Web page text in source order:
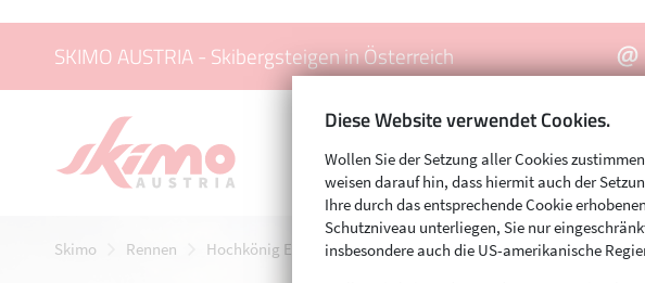
SKIMO AUSTRIA - Skibergsteigen in Österreich
Skimo Rennen Hochkönig Erztrophy, Werfenweng am 11.01.2025 und 12.01.2025
Diese Website verwendet Cookies.
Wollen Sie der Setzung aller Cookies
weisen darauf hin, dass hiermit auch der
Ihre durch das entsprechende Cookie
Schutzniveau unterliegen, Sie nur
insbesondere auch die US-amerikanische